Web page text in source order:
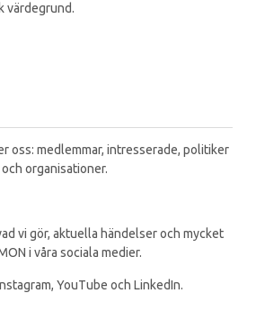
värdegrund.
oss: medlemmar, intresserade, politiker
organisationer.
vi gör, aktuella händelser och mycket
i våra sociala medier.
YouTube och LinkedIn.